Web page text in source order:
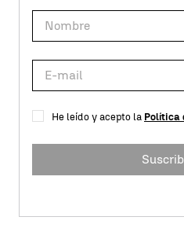
He leído y acepto la Política